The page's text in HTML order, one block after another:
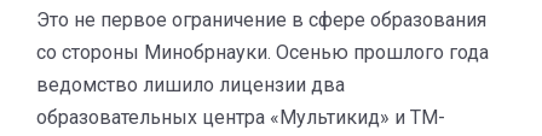
Это не первое ограничение в сфере образования
со стороны Минобрнауки. Осенью прошлого года
ведомство лишило лицензии два
образовательных центра «Мультикид» и ТМ-